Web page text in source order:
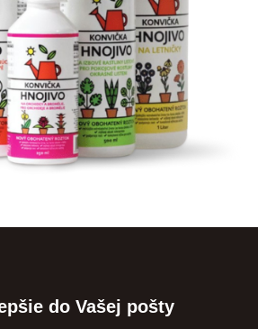
do Vašej pošty